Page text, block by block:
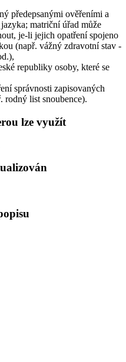
předepsanými ověřeními a
matriční úřad může
je-li jejich opatření spojeno
(např. vážný zdravotní stav -
republiky osoby, které se
správnosti zapisovaných
rodný list snoubence).
lze využít